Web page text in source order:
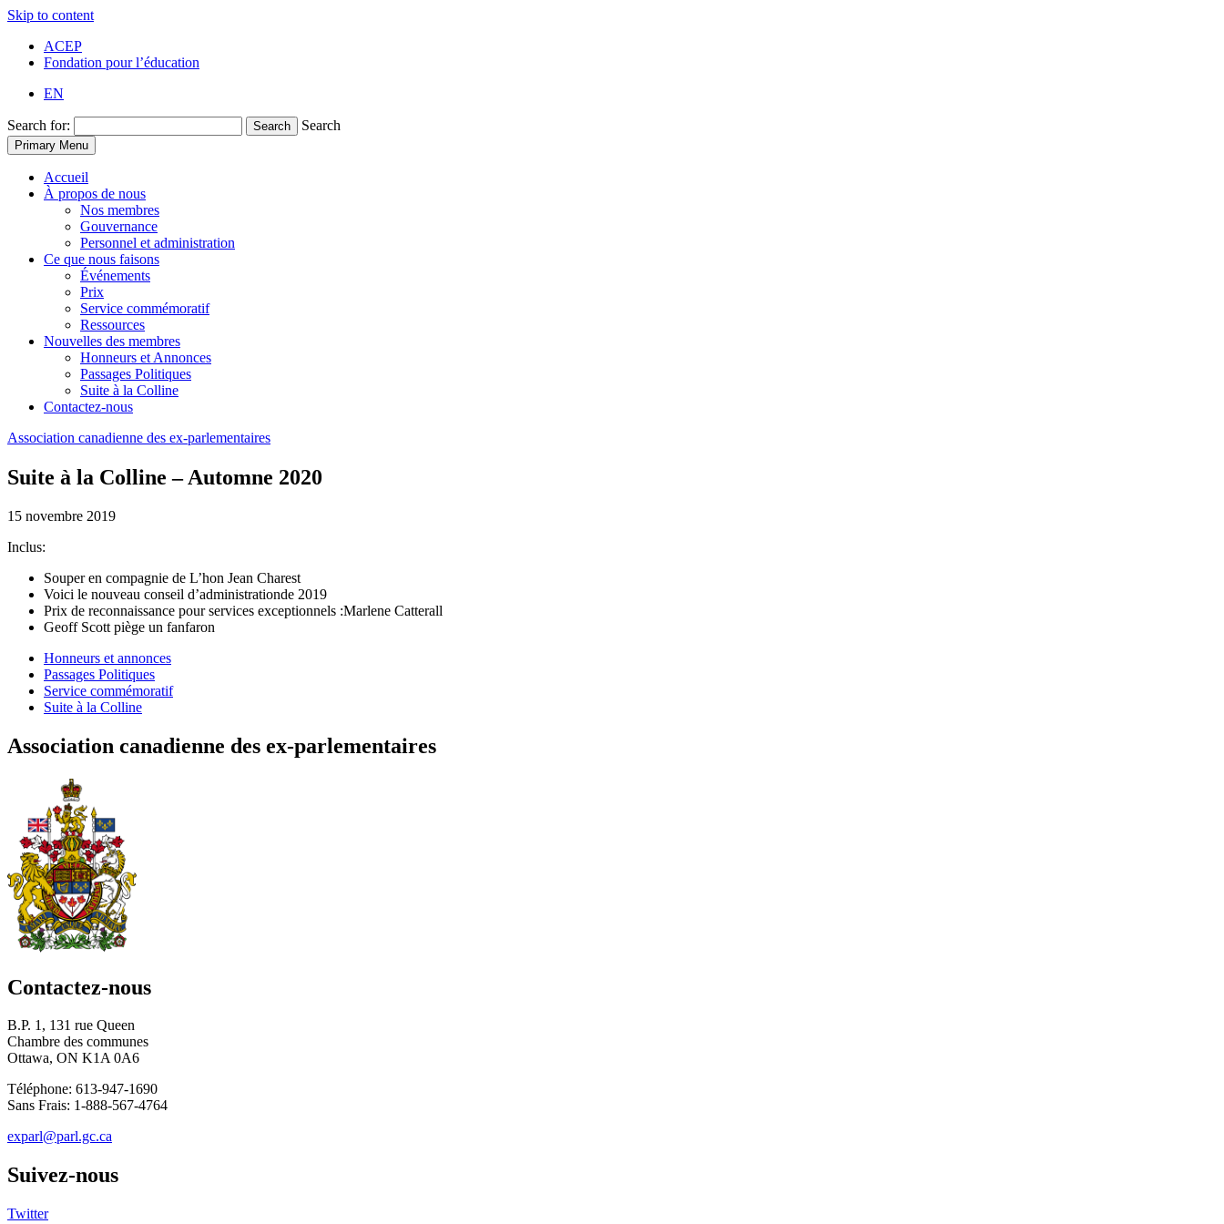
Skip to content
ACEP
Fondation pour l’éducation
EN
Search for: Search Search
Primary Menu
Accueil
À propos de nous
Nos membres
Gouvernance
Personnel et administration
Ce que nous faisons
Événements
Prix
Service commémoratif
Ressources
Nouvelles des membres
Honneurs et Annonces
Passages Politiques
Suite à la Colline
Contactez-nous
Association canadienne des ex-parlementaires
Suite à la Colline – Automne 2020
15 novembre 2019
Inclus:
Souper en compagnie de L’hon Jean Charest
Voici le nouveau conseil d’administrationde 2019
Prix de reconnaissance pour services exceptionnels :Marlene Catterall
Geoff Scott piège un fanfaron
Honneurs et annonces
Passages Politiques
Service commémoratif
Suite à la Colline
Association canadienne des ex-parlementaires
Contactez-nous
B.P. 1, 131 rue Queen
Chambre des communes
Ottawa, ON K1A 0A6
Téléphone: 613-947-1690
Sans Frais: 1-888-567-4764
exparl@parl.gc.ca
Suivez-nous
Twitter